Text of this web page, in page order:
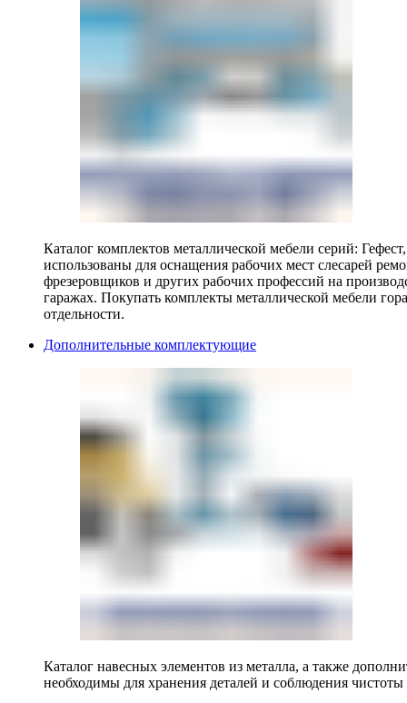
Каталог комплектов металлической мебели серий:
использованы для оснащения рабочих мест слесарей
фрезеровщиков и других рабочих профессий на
гаражах. Покупать комплекты металлической мебели
отдельности.
Дополнительные комплектующие
Каталог навесных элементов из металла, а также
необходимы для хранения деталей и соблюдения чистоты